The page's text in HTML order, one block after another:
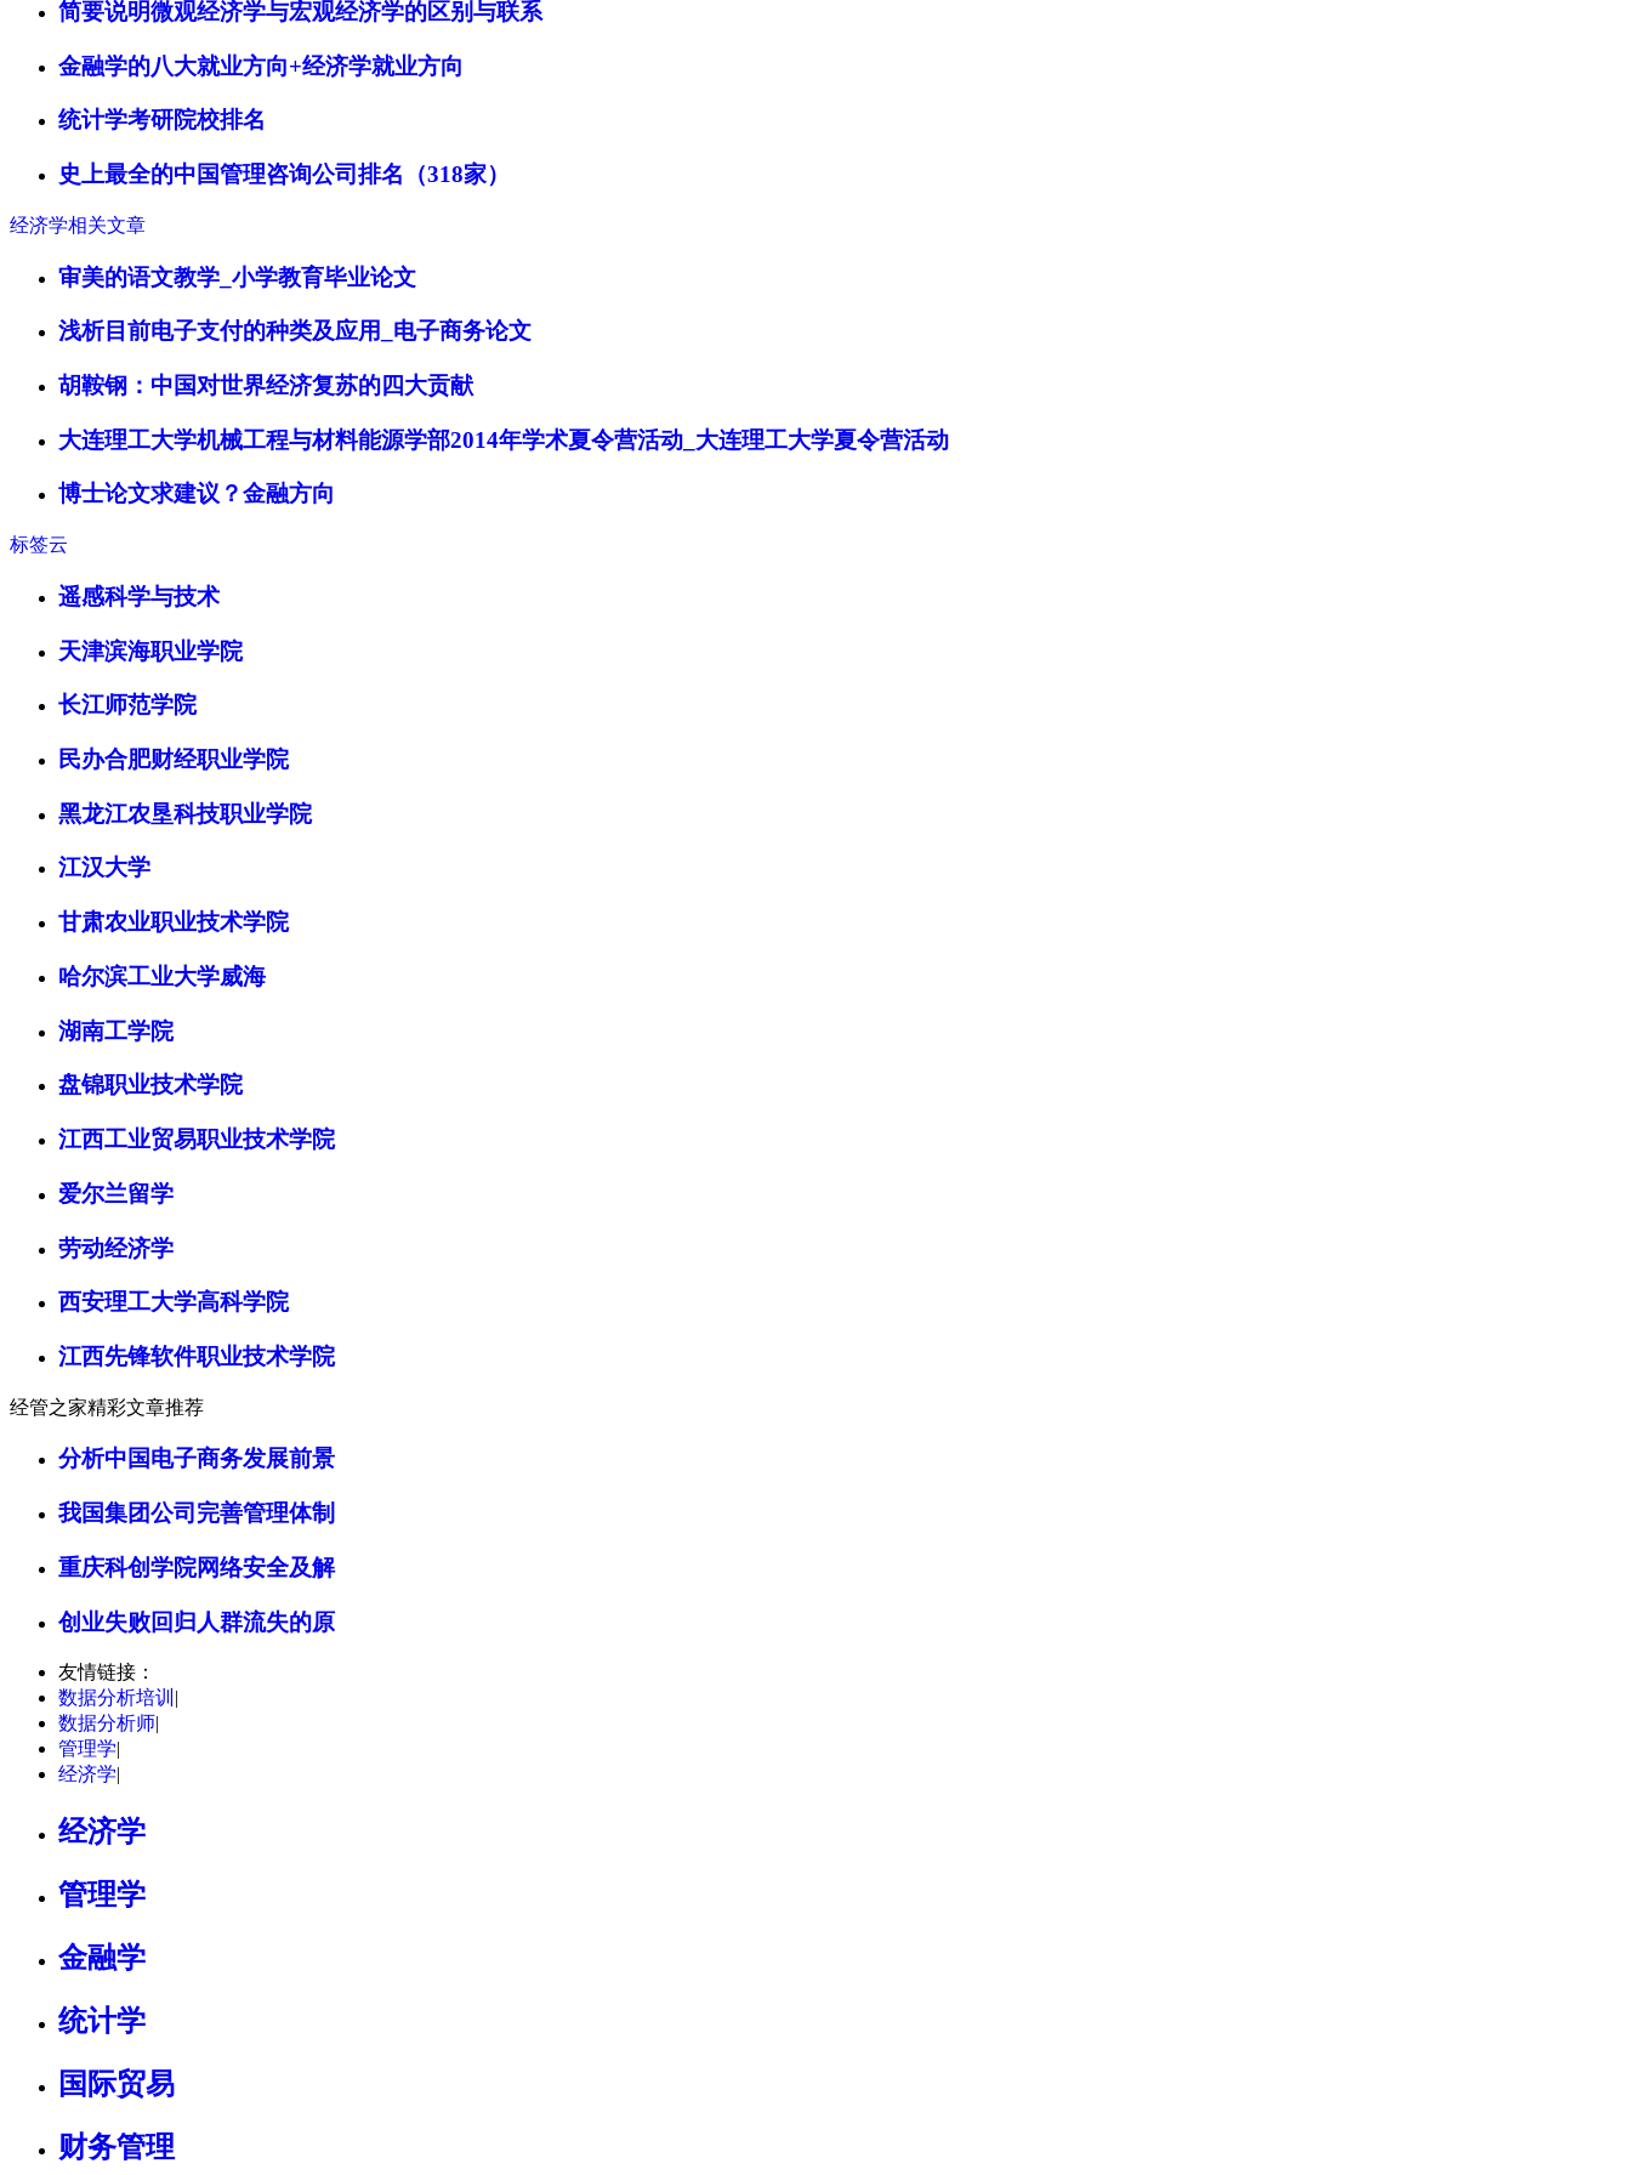
简要说明微观经济学与宏观经济学的区别与联系
金融学的八大就业方向+经济学就业方向
统计学考研院校排名
史上最全的中国管理咨询公司排名（318家）
经济学相关文章
审美的语文教学_小学教育毕业论文
浅析目前电子支付的种类及应用_电子商务论文
胡鞍钢：中国对世界经济复苏的四大贡献
大连理工大学机械工程与材料能源学部2014年学术夏令营活动_大连理工大学夏令营活动
博士论文求建议？金融方向
标签云
遥感科学与技术
天津滨海职业学院
长江师范学院
民办合肥财经职业学院
黑龙江农垦科技职业学院
江汉大学
甘肃农业职业技术学院
哈尔滨工业大学威海
湖南工学院
盘锦职业技术学院
江西工业贸易职业技术学院
爱尔兰留学
劳动经济学
西安理工大学高科学院
江西先锋软件职业技术学院
经管之家精彩文章推荐
分析中国电子商务发展前景
我国集团公司完善管理体制
重庆科创学院网络安全及解
创业失败回归人群流失的原
友情链接：
数据分析培训 |
数据分析师|
管理学|
经济学|
经济学
管理学
金融学
统计学
国际贸易
财务管理
确定 取消